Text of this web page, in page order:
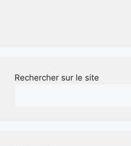
Rechercher sur le site